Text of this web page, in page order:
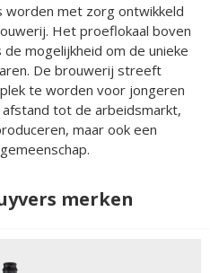
worden met zorg ontwikkeld
Het proeflokaal boven
mogelijkheid om de unieke
De brouwerij streeft
te worden voor jongeren
tot de arbeidsmarkt,
maar ook een
merken